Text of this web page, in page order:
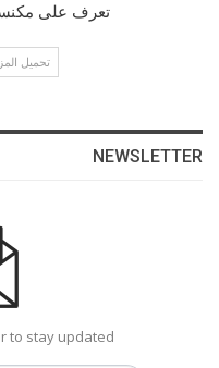
تعرف على
تحميل
NEWSLETTER
to stay updated.